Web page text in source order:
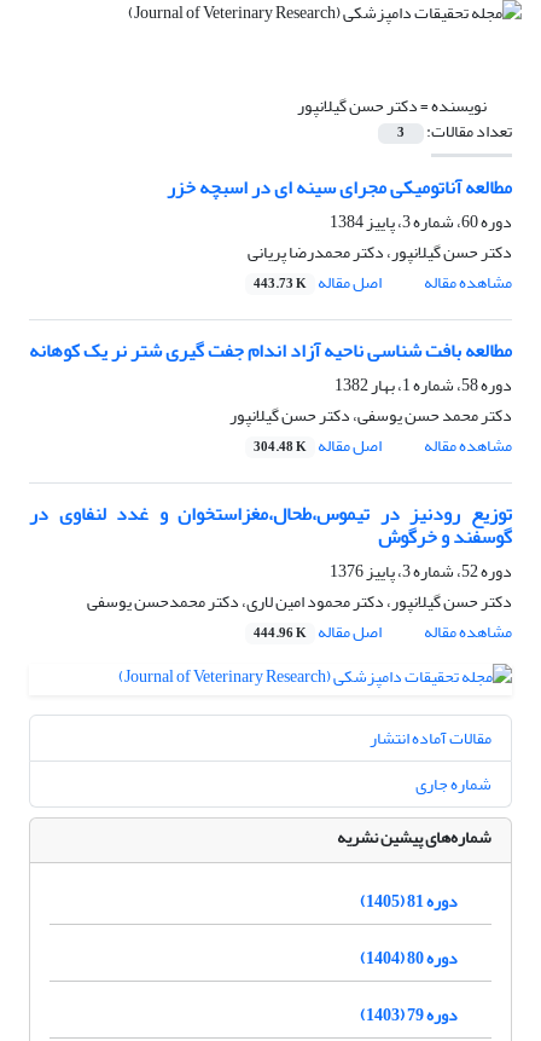
نویسنده =دکتر حسن گیلانپور
تعداد مقالات: 3
مطالعه آناتومیکی مجرای سینه ای در اسبچه خزر
دوره 60، شماره 3، پاییز 1384
دکتر حسن گیلانپور، دکتر محمدرضا پریانی
مشاهده مقاله
اصل مقاله 443.73 K
مطالعه بافت شناسی ناحیه آزاد اندام جفت گیری شتر نر یک کوهانه
دوره 58، شماره 1، بهار 1382
دکتر محمد حسن یوسفی، دکتر حسن گیلانپور
مشاهده مقاله
اصل مقاله 304.48 K
توزیع رودنیز در تیموس،طحال،مغزاستخوان و غدد لنفاوی در
گوسفند و خرگوش
دوره 52، شماره 3، پاییز 1376
دکتر حسن گیلانپور، دکتر محمود امین لاری، دکتر محمدحسن یوسفی
مشاهده مقاله
اصل مقاله 444.96 K
مقالات آماده انتشار
شماره جاری
شماره‌های پیشین نشریه
دوره 81 (1405)
دوره 80 (1404)
دوره 79 (1403)